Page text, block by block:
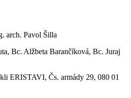
arch. Pavol Šilla
Bc. Alžbeta Barančíková, Bc. Juraj
ERISTAVI, Čs. armády 29, 080 01